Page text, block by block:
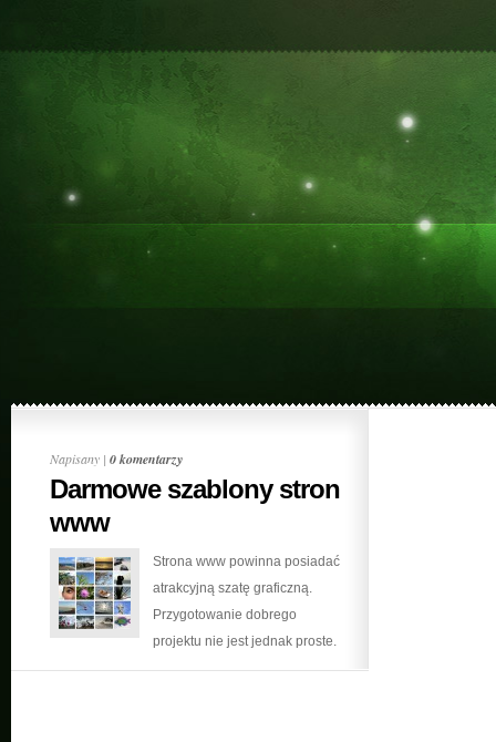
Napisany | 0 komentarzy
Darmowe szablony stron
www
Strona www powinna posiadać
atrakcyjną szatę graficzną.
Przygotowanie dobrego
projektu nie jest jednak proste.
Czasami warto rozważyć